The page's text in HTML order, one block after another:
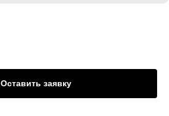
Оставить заявку